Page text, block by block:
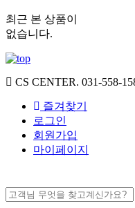
최근 본 상품이
없습니다.
CS CENTER. 031-558-
즐겨찾기
로그인
회원가입
마이페이지